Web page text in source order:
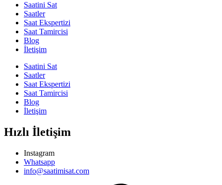
Saatini Sat
Saatler
Saat Ekspertizi
Saat Tamircisi
Blog
İletişim
Saatini Sat
Saatler
Saat Ekspertizi
Saat Tamircisi
Blog
İletişim
Hızlı İletişim
Instagram
Whatsapp
info@saatimisat.com